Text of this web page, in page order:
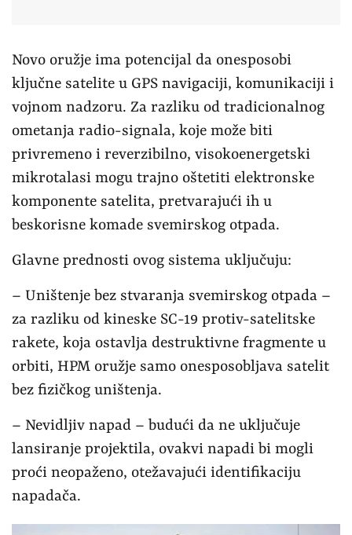
Novo oružje ima potencijal da onesposobi
ključne satelite u GPS navigaciji, komunikaciji i
vojnom nadzoru. Za razliku od tradicionalnog
ometanja radio-signala, koje može biti
privremeno i reverzibilno, visokoenergetski
mikrotalasi mogu trajno oštetiti elektronske
komponente satelita, pretvarajući ih u
beskorisne komade svemirskog otpada.
Glavne prednosti ovog sistema uključuju:
– Uništenje bez stvaranja svemirskog otpada –
za razliku od kineske SC-19 protiv-satelitske
rakete, koja ostavlja destruktivne fragmente u
orbiti, HPM oružje samo onesposobljava satelit
bez fizičkog uništenja.
– Nevidljiv napad – budući da ne uključuje
lansiranje projektila, ovakvi napadi bi mogli
proći neopaženo, otežavajući identifikaciju
napadača.